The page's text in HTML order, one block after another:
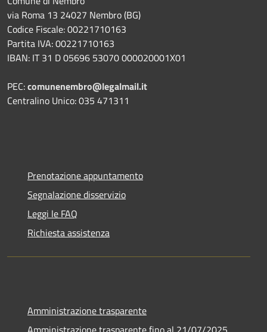
via Roma 13 24027 Nembro (BG)
Codice Fiscale: 00221710163
Partita IVA: 00221710163
IBAN: IT 31 D 05696 53070 000020001X01
PEC:comunenembro@legalmail.it
Centralino Unico: 035 471311
Prenotazione appuntamento
Segnalazione disservizio
Leggi le FAQ
Richiesta assistenza
Amministrazione trasparente